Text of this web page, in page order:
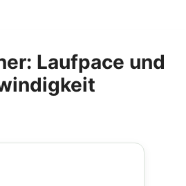
Laufpace und